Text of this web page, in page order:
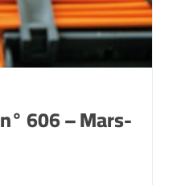
606 – Mars-